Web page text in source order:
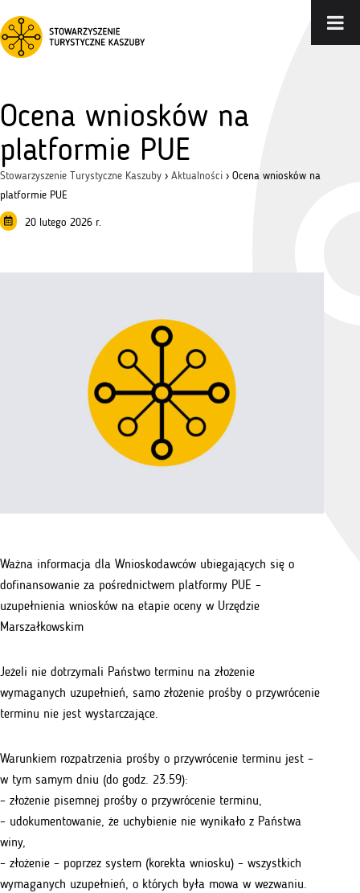
Ocena wniosków na
platformie PUE
Stowarzyszenie Turystyczne Kaszuby › Aktualności › Ocena wniosków na
platformie PUE
20 lutego 2026 r.
Ważna informacja dla Wnioskodawców ubiegających się o
dofinansowanie za pośrednictwem platformy PUE –
uzupełnienia wniosków na etapie oceny w Urzędzie
Marszałkowskim
Jeżeli nie dotrzymali Państwo terminu na złożenie
wymaganych uzupełnień, samo złożenie prośby o przywrócenie
terminu nie jest wystarczające.
Warunkiem rozpatrzenia prośby o przywrócenie terminu jest –
w tym samym dniu (do godz. 23.59):
– złożenie pisemnej prośby o przywrócenie terminu,
– udokumentowanie, że uchybienie nie wynikało z Państwa
winy,
– złożenie – poprzez system (korekta wniosku) – wszystkich
wymaganych uzupełnień, o których była mowa w wezwaniu.